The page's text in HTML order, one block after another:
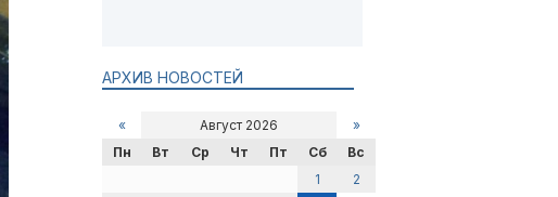
АРХИВ НОВОСТЕЙ
« Август 2026
»
Пн
Вт Ср Чт Пт Сб
Вс
1
2